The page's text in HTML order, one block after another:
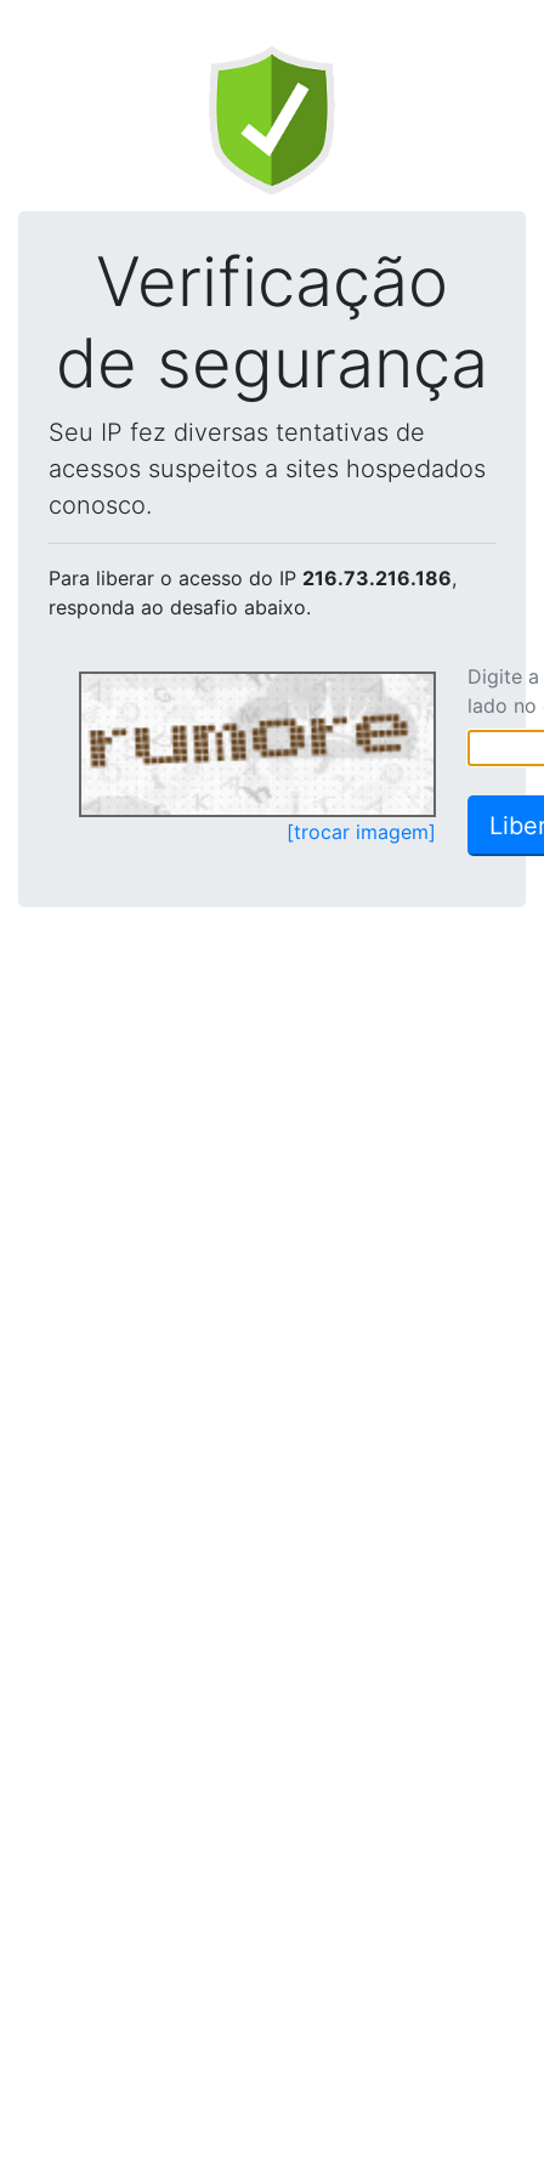
Verificação
de segurança
Seu IP fez diversas tentativas de
acessos suspeitos a sites hospedados
conosco.
Para liberar o acesso do IP 216.73.216.186,
responda ao desafio abaixo.
[trocar imagem]
Digite
lado no